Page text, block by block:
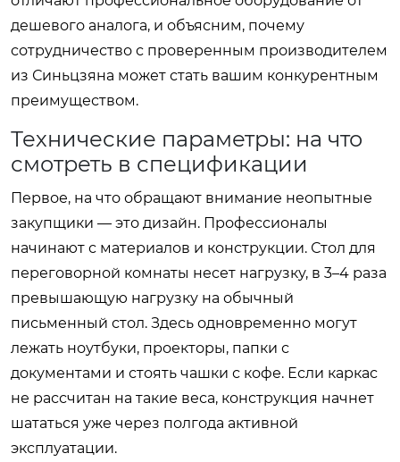
дешевого аналога, и объясним, почему
сотрудничество с проверенным производителем
из Синьцзяна может стать вашим конкурентным
преимуществом.
Технические параметры: на что
смотреть в спецификации
Первое, на что обращают внимание неопытные
закупщики — это дизайн. Профессионалы
начинают с материалов и конструкции. Стол для
переговорной комнаты несет нагрузку, в 3–4 раза
превышающую нагрузку на обычный
письменный стол. Здесь одновременно могут
лежать ноутбуки, проекторы, папки с
документами и стоять чашки с кофе. Если каркас
не рассчитан на такие веса, конструкция начнет
шататься уже через полгода активной
эксплуатации.